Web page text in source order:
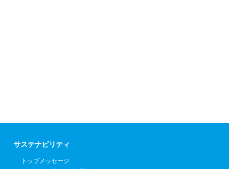
サステナビリティ
トップメッセージ